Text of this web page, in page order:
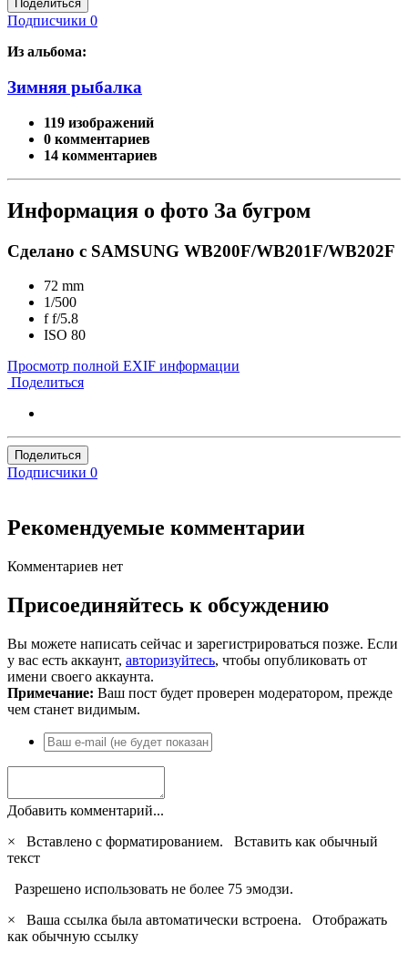
Поделиться
Подписчики 0
Из альбома:
Зимняя рыбалка
119 изображений
0 комментариев
14 комментариев
Информация о фото За бугром
Сделано с SAMSUNG WB200F/WB201F/WB202F
72 mm
1/500
ff/5.8
ISO 80
Просмотр полной EXIF информации
Поделиться
Поделиться
Подписчики 0
Рекомендуемые комментарии
Комментариев нет
Присоединяйтесь к обсуждению
Вы можете написать сейчас и зарегистрироваться позже. Если
у вас есть аккаунт, авторизуйтесь, чтобы опубликовать от
имени своего аккаунта.
Примечание: Ваш пост будет проверен модератором, прежде
чем станет видимым.
Добавить комментарий...
×
Вставлено с форматированием. Вставить как обычный
текст
Разрешено использовать не более 75 эмодзи.
×
Ваша ссылка была автоматически встроена. Отображать
как обычную ссылку